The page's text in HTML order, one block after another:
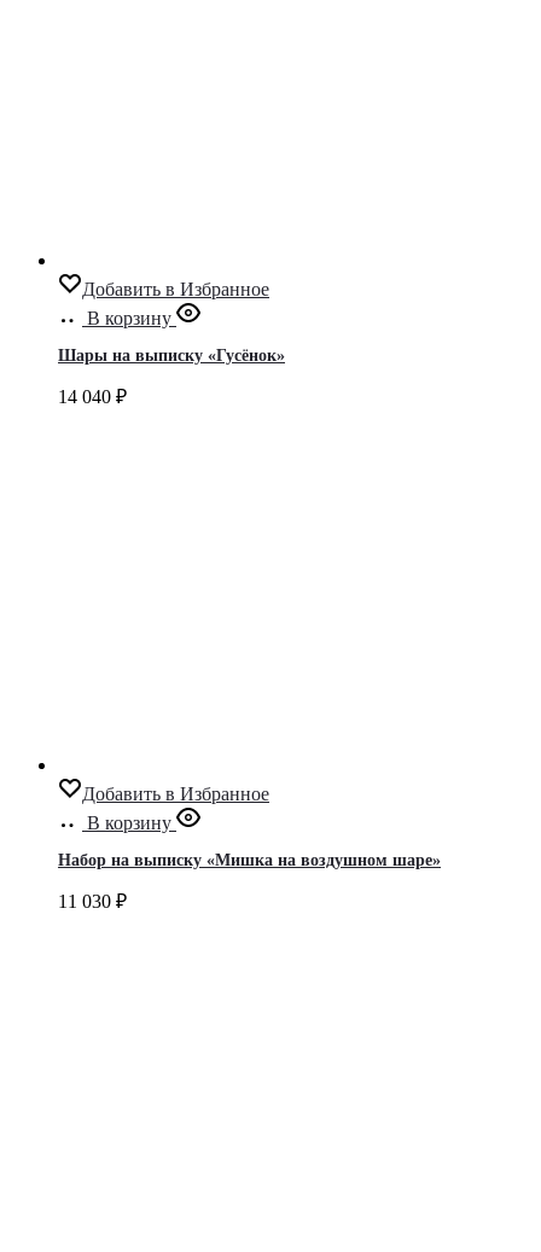
Добавить в Избранное
В корзину
Шары на выписку «Гусёнок»
14 040 ₽
Добавить в Избранное
В корзину
Набор на выписку «Мишка на воздушном шаре»
11 030 ₽